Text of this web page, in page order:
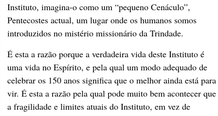
Instituto, imagina-o como um “pequeno Cenáculo”,
Pentecostes actual, um lugar onde os humanos somos
introduzidos no mistério missionário da Trindade.
É esta a razão porque a verdadeira vida deste Instituto é
uma vida no Espírito, e pela qual um modo adequado de
celebrar os 150 anos significa que o melhor ainda está para
vir. É esta a razão pela qual pode muito bem acontecer que
a fragilidade e limites atuais do Instituto, em vez de